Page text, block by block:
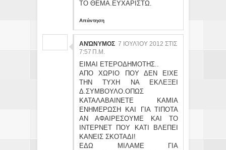
ΤΟ ΘΕΜΑ.ΕΥΧΑΡΙΣΤΩ.
Απάντηση
ΑΝΏΝΥΜΟΣ 7 ΙΟΥΛΊΟΥ 2012 ΣΤΙΣ
7:57 Π.Μ.
ΕΙΜΑΙ ΕΤΕΡΟΔΗΜΟΤΗΣ..
ΑΠΟ ΧΩΡΙΟ ΠΟΥ ΔΕΝ ΕΙΧΕ
ΤΗΝ ΤΥΧΗ ΝΑ ΕΚΛΕΞΕΙ
Δ.ΣΥΜΒΟΥΛΟ.ΟΠΩΣ
ΚΑΤΑΛΑΒΑΙΝΕΤΕ ΚΑΜΙΑ
ΕΝΗΜΕΡΩΣΗ ΚΑΙ ΓΙΑ ΤΙΠΟΤΑ
ΑΝ ΑΦΑΙΡΕΣΟΥΜΕ ΚΑΙ ΤΟ
ΙΝΤΕΡΝΕΤ ΠΟΥ ΚΑΤΙ ΒΛΕΠΕΙ
ΚΑΝΕΙΣ ΣΚΟΤΑΔΙ!
ΕΔΩ ΜΙΛΑΜΕ ΓΙΑ